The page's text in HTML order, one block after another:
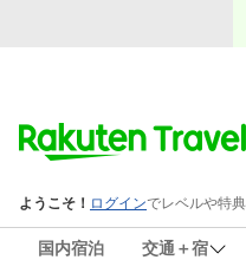
国内宿泊 交通＋宿